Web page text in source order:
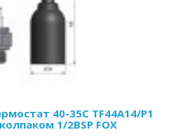
40-35С ТF44А14/P1
1/2BSP FOX